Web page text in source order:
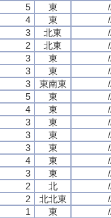
5 東
4 東
3 北東
2 北東
3 東
3 東
3 東南東
5 東
4 東
3 東
3 東
3 東
4 東
3 東
2 北
2 北北東
1 東